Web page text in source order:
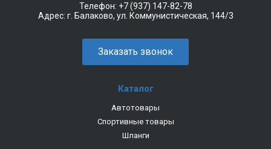
Телефон: +7 (937) 147-82-78
Адрес: г. Балаково, ул. Коммунистическая, 144/3
Заказать звонок
Каталог
Автотовары
Спортивные товары
Шланги